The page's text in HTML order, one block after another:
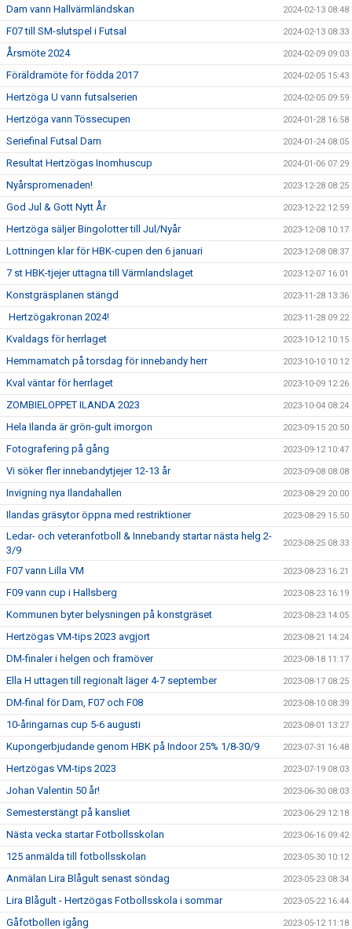
Dam vann Hallvärmländskan 2024-02-13 08:48
F07 till SM-slutspel i Futsal 2024-02-13 08:33
Årsmöte 2024 2024-02-09 09:03
Föräldramöte för födda 2017 2024-02-05 15:43
Hertzöga U vann futsalserien 2024-02-05 09:59
Hertzöga vann Tössecupen 2024-01-28 16:58
Seriefinal Futsal Dam 2024-01-24 08:05
Resultat Hertzögas Inomhuscup 2024-01-06 07:29
Nyårspromenaden! 2023-12-28 08:25
God Jul & Gott Nytt År 2023-12-22 12:59
Hertzöga säljer Bingolotter till Jul/Nyår 2023-12-08 10:17
Lottningen klar för HBK-cupen den 6 januari 2023-12-08 08:37
7 st HBK-tjejer uttagna till Värmlandslaget 2023-12-07 16:01
Konstgräsplanen stängd 2023-11-28 13:36
Hertzögakronan 2024! 2023-11-28 09:22
Kvaldags för herrlaget 2023-10-12 10:15
Hemmamatch på torsdag för innebandy herr 2023-10-10 10:12
Kval väntar för herrlaget 2023-10-09 12:26
ZOMBIELOPPET ILANDA 2023 2023-10-04 08:24
Hela Ilanda är grön-gult imorgon 2023-09-15 20:50
Fotografering på gång 2023-09-12 10:47
Vi söker fler innebandytjejer 12-13 år 2023-09-08 08:08
Invigning nya Ilandahallen 2023-08-29 20:00
Ilandas gräsytor öppna med restriktioner 2023-08-29 15:50
Ledar- och veteranfotboll & Innebandy startar nästa helg 2-
3/9
2023-08-25 08:33
F07 vann Lilla VM 2023-08-23 16:21
F09 vann cup i Hallsberg 2023-08-23 16:19
Kommunen byter belysningen på konstgräset 2023-08-23 14:05
Hertzögas VM-tips 2023 avgjort 2023-08-21 14:24
DM-finaler i helgen och framöver 2023-08-18 11:17
Ella H uttagen till regionalt läger 4-7 september 2023-08-17 08:25
DM-final för Dam, F07 och F08 2023-08-10 08:39
10-åringarnas cup 5-6 augusti 2023-08-01 13:27
Kupongerbjudande genom HBK på Indoor 25% 1/8-30/9 2023-07-31 16:48
Hertzögas VM-tips 2023 2023-07-19 08:03
Johan Valentin 50 år! 2023-06-30 08:03
Semesterstängt på kansliet 2023-06-29 12:18
Nästa vecka startar Fotbollsskolan 2023-06-16 09:42
125 anmälda till fotbollsskolan 2023-05-30 10:12
Anmälan Lira Blågult senast söndag 2023-05-23 08:34
Lira Blågult - Hertzögas Fotbollsskola i sommar 2023-05-22 16:44
Gåfotbollen igång 2023-05-12 11:18